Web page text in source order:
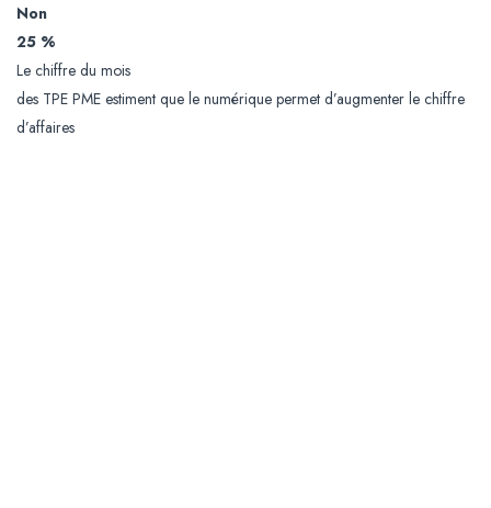
Non
25 %
Le chiffre du mois
des TPE PME estiment que le numérique permet d’augmenter le chiffre
d’affaires